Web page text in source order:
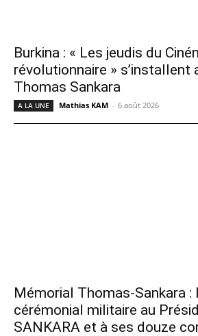
Burkina : « Les jeudis du
révolutionnaire » s’installent
Thomas Sankara
A LA UNE Mathias KAM - 6 août 2026
Mémorial Thomas-Sankara :
cérémonial militaire au
SANKARA et à ses douze